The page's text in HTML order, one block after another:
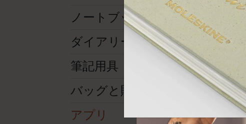
モレスキンスマート
サブカテゴリ
ライティングツール
サブカテゴリ
限定版ノートブック
サブカテゴリ
サブカテゴリ
サブカテゴリ
アプリ・サービス
サブカテゴリ
和紙テープ
ミニノートブックチャーム
別注＆コーポレートギフト
ペンと紙の力
持続可能な創造性
伝説的なお得情報: 会員限定の特別サプライ
セールへの早期アクセス: お得な情報をいち
モレスキン限定イベント: 優先アクセス
返品期間の延長: 1ヶ月間
言
現在
英
中
中
イ
ノートブック
ダイアリー
筆記用具
バッグと財布
アプリ